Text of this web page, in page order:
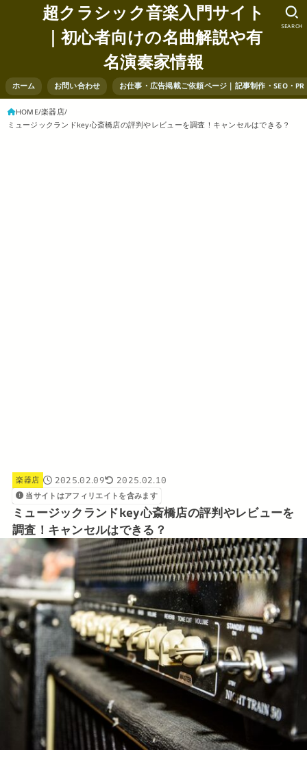
超クラシック音楽入門サイト
｜初心者向けの名曲解説や有
名演奏家情報
ホーム お問い合わせ お仕事・広告掲載ご依頼ページ｜記事制作・SEO・
SEARCH
HOME 楽器店
ミュージックランドkey心斎橋店の評判やレビューを調査！キャンセルはできる？
楽器店 2025.02.09 2025.02.10
当サイトはアフィリエイトを含みます
ミュージックランドkey心斎橋店の評判やレビューを
調査！キャンセルはできる？